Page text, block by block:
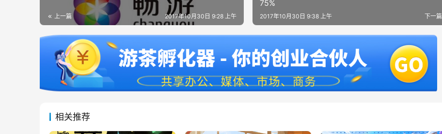
上一篇 2017年10月30日 9:28 上午
75%
下一篇
2017年10月30日 9:38 上午
相关推荐